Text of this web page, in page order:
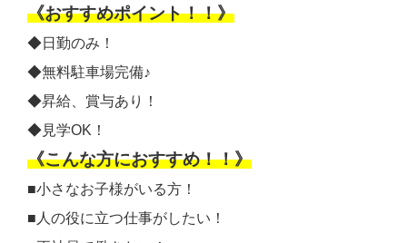
《おすすめポイント！！》
◆日勤のみ！
◆無料駐車場完備♪
◆昇給、賞与あり！
◆見学OK！
《こんな方におすすめ！！》
■小さなお子様がいる方！
■人の役に立つ仕事がしたい！